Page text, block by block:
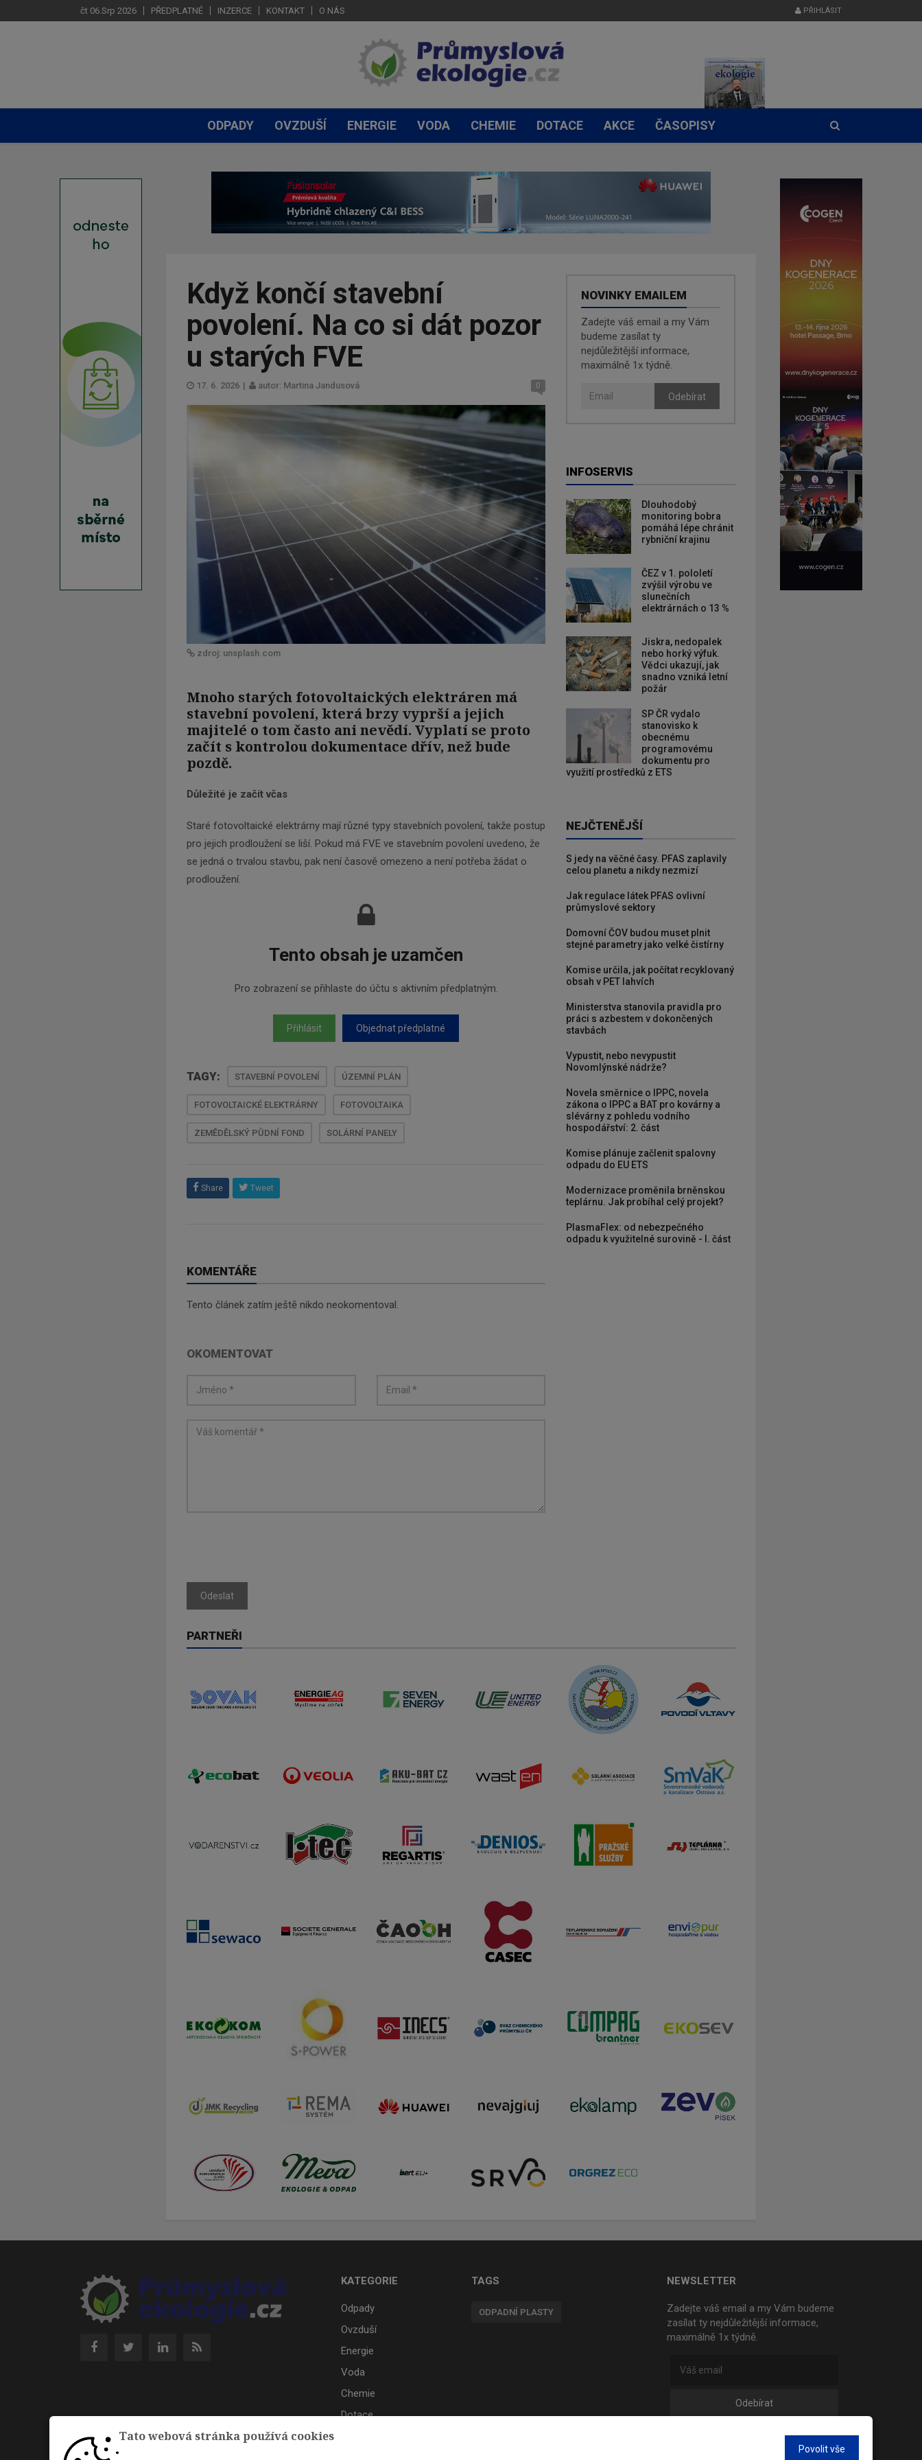
Tato webová stránka používá cookies
Povolit vše
čt 06.Srp 2026 PŘEDPLATNÉ INZERCE KONTAKT O NÁS PŘIHLÁSIT
ODPADY OVZDUŠÍ ENERGIE VODA CHEMIE DOTACE AKCE ČASOPISY
Když končí stavební
povolení. Na co si dát pozor
u starých FVE
17. 6. 2026 | autor: Martina Jandusová 0
zdroj: unsplash.com
Mnoho starých fotovoltaických elektráren má
stavební povolení, která brzy vyprší a jejich
majitelé o tom často ani nevědí. Vyplatí se proto
začít s kontrolou dokumentace dřív, než bude
pozdě.
Důležité je začít včas
Staré fotovoltaické elektrárny mají různé typy stavebních povolení, takže postup
pro jejich prodloužení se liší. Pokud má FVE ve stavebním povolení uvedeno, že
se jedná o trvalou stavbu, pak není časově omezeno a není potřeba žádat o
prodloužení.
Tento obsah je uzamčen
Pro zobrazení se přihlaste do účtu s aktivním předplatným.
Přihlásit Objednat předplatné
TAGY: STAVEBNÍ POVOLENÍ ÚZEMNÍ PLÁN
FOTOVOLTAICKÉ ELEKTRÁRNY FOTOVOLTAIKA
ZEMĚDĚLSKÝ PŮDNÍ FOND SOLÁRNÍ PANELY
Share Tweet
KOMENTÁŘE
Tento článek zatím ještě nikdo neokomentoval.
OKOMENTOVAT
Odeslat
NOVINKY EMAILEM
Zadejte váš email a my Vám
budeme zasílat ty
nejdůležitější informace,
maximálně 1x týdně.
Odebírat
INFOSERVIS
Dlouhodobý
monitoring bobra
pomáhá lépe chránit
rybniční krajinu
ČEZ v 1. pololetí
zvýšil výrobu ve
slunečních
elektrárnách o 13 %
Jiskra, nedopalek
nebo horký výfuk.
Vědci ukazují, jak
snadno vzniká letní
požár
SP ČR vydalo
stanovisko k
obecnému
programovému
dokumentu pro
využití prostředků z ETS
NEJČTENĚJŠÍ
S jedy na věčné časy. PFAS zaplavily
celou planetu a nikdy nezmizí
Jak regulace látek PFAS ovlivní
průmyslové sektory
Domovní ČOV budou muset plnit
stejné parametry jako velké čistírny
Komise určila, jak počítat recyklovaný
obsah v PET lahvích
Ministerstva stanovila pravidla pro
práci s azbestem v dokončených
stavbách
Vypustit, nebo nevypustit
Novomlýnské nádrže?
Novela směrnice o IPPC, novela
zákona o IPPC a BAT pro kovárny a
slévárny z pohledu vodního
hospodářství: 2. část
Komise plánuje začlenit spalovny
odpadu do EU ETS
Modernizace proměnila brněnskou
teplárnu. Jak probíhal celý projekt?
PlasmaFlex: od nebezpečného
odpadu k využitelné surovině - I. část
PARTNEŘI
KATEGORIE
Odpady
Ovzduší
Energie
Voda
Chemie
Dotace
TAGS
ODPADNÍ PLASTY
NEWSLETTER
Zadejte váš email a my Vám budeme
zasílat ty nejdůležitější informace,
maximálně 1x týdně.
Odebírat